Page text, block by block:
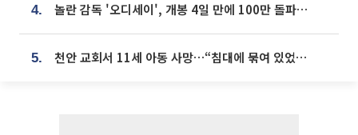
4. 놀란 감독 '오디세이', 개봉 4일 만에 100만 돌파⋯'왕사남' 보다 빠르다
5. 천안 교회서 11세 아동 사망…“침대에 묶여 있었다” 진술 확보